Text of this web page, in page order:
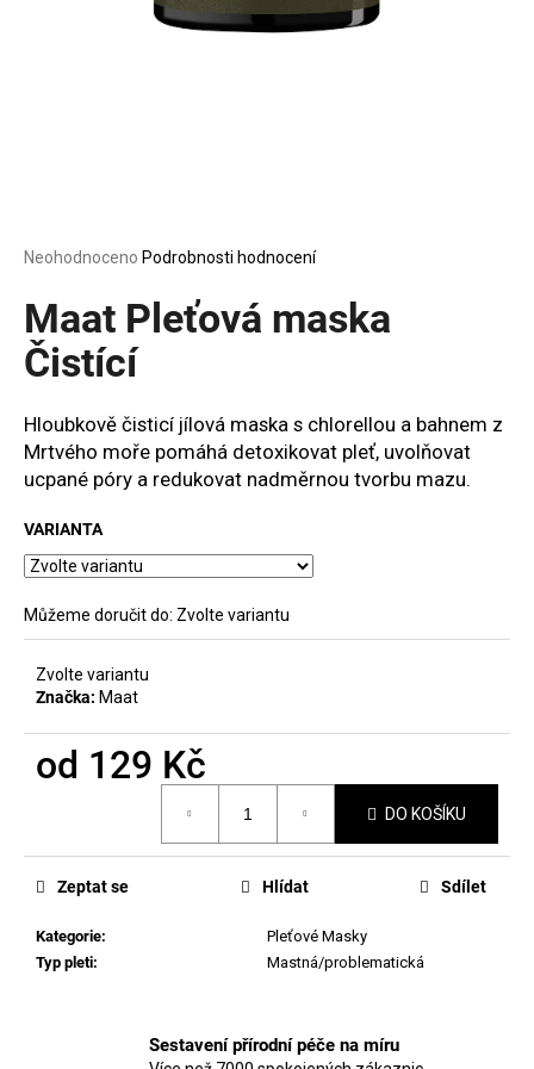
Průměrné
produktu
je
0,0
z
hvězdiček.
Neohodnoceno Podrobnosti hodnocení
Maat Pleťová maska
Čistící
Hloubkově čisticí jílová maska s chlorellou a bahnem z
Mrtvého moře pomáhá detoxikovat pleť, uvolňovat
ucpané póry a redukovat nadměrnou tvorbu mazu.
VARIANTA
Můžeme doručit do: Zvolte variantu
Zvolte variantu
Značka: Maat
od 129 Kč
DO KOŠÍKU
Kategorie:
Pleťové Masky
Typ pleti: Mastná/problematická
Zeptat se Hlídat Sdílet
Sestavení přírodní péče na míru
D
p
o
r
č
u
e
m
MANUCURIST
MAGIC
DIP
225